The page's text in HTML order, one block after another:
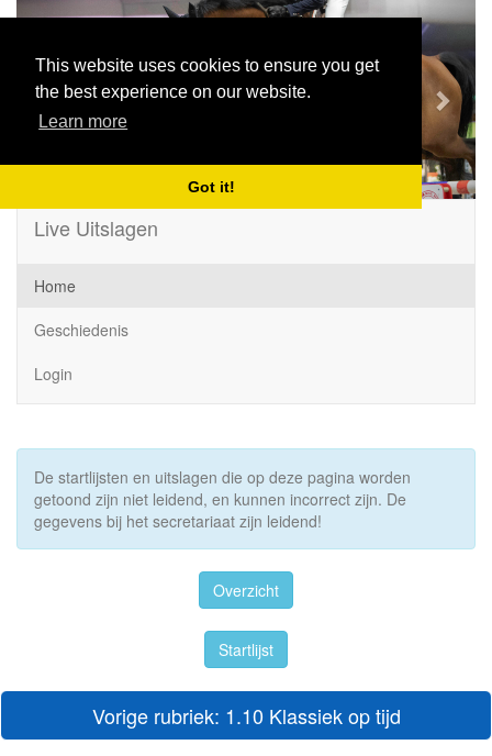
This website uses cookies to ensure you get
the best experience on our website.
Learn more
Got it!
Previous Next
Live Uitslagen
Home
Geschiedenis
Login
De startlijsten en uitslagen die op deze pagina worden
getoond zijn niet leidend, en kunnen incorrect zijn. De
gegevens bij het secretariaat zijn leidend!
Overzicht
Startlijst
Vorige rubriek: 1.10 Klassiek op tijd